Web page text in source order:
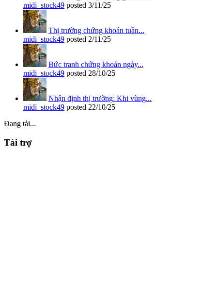
midi_stock49 posted 3/11/25
Thị trường chứng khoán tuần...
midi_stock49 posted 2/11/25
Bức tranh chứng khoán ngày...
midi_stock49 posted 28/10/25
Nhận định thị trường: Khi vùng...
midi_stock49 posted 22/10/25
Đang tải...
Tài trợ